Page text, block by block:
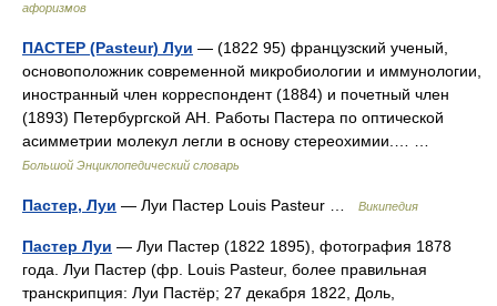
афоризмов
ПАСТЕР (Pasteur) Луи — (1822 95) французский ученый,
основоположник современной микробиологии и иммунологии,
иностранный член корреспондент (1884) и почетный член
(1893) Петербургской АН. Работы Пастера по оптической
асимметрии молекул легли в основу стереохимии.… …
Большой Энциклопедический словарь
Пастер, Луи — Луи Пастер Louis Pasteur … Википедия
Пастер Луи — Луи Пастер (1822 1895), фотография 1878
года. Луи Пастер (фр. Louis Pasteur, более правильная
транскрипция: Луи Пастёр; 27 декабря 1822, Доль,